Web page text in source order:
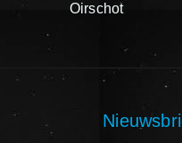
Oirschot